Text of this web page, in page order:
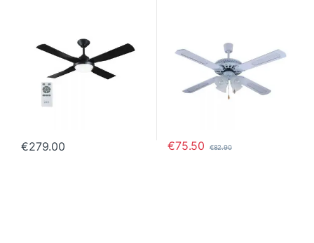
€279.00 €75.50 €82.90